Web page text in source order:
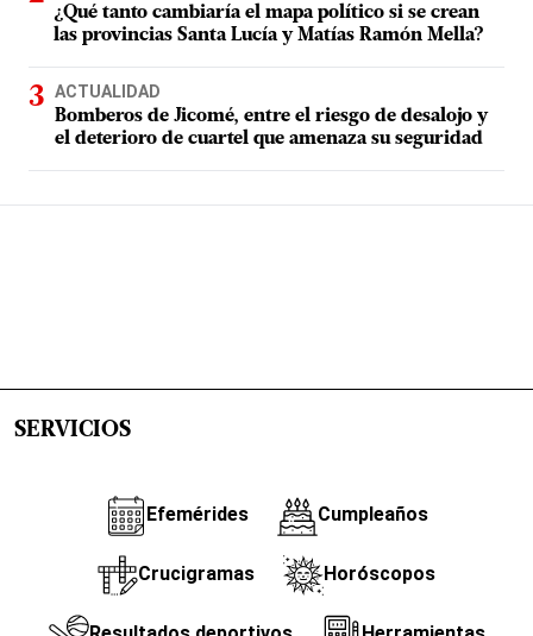
¿Qué tanto cambiaría el mapa político si se crean
las provincias Santa Lucía y Matías Ramón Mella?
ACTUALIDAD
Bomberos de Jicomé, entre el riesgo de desalojo y
el deterioro de cuartel que amenaza su seguridad
SERVICIOS
Efemérides Cumpleaños
Crucigramas Horóscopos